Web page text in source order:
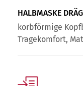
HALBMASKE
korbförmige
Tragekomfort,